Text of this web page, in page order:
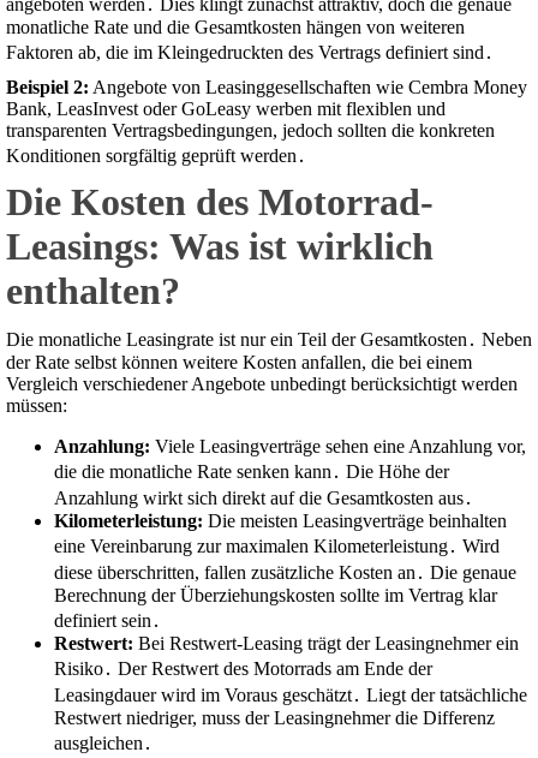
angeboten werden․ Dies klingt zunächst attraktiv, doch die genaue
monatliche Rate und die Gesamtkosten hängen von weiteren
Faktoren ab, die im Kleingedruckten des Vertrags definiert sind․
Beispiel 2: Angebote von Leasinggesellschaften wie Cembra Money
Bank, LeasInvest oder GoLeasy werben mit flexiblen und
transparenten Vertragsbedingungen, jedoch sollten die konkreten
Konditionen sorgfältig geprüft werden․
Die Kosten des Motorrad-
Leasings: Was ist wirklich
enthalten?
Die monatliche Leasingrate ist nur ein Teil der Gesamtkosten․ Neben
der Rate selbst können weitere Kosten anfallen, die bei einem
Vergleich verschiedener Angebote unbedingt berücksichtigt werden
müssen:
Anzahlung: Viele Leasingverträge sehen eine Anzahlung vor,
die die monatliche Rate senken kann․ Die Höhe der
Anzahlung wirkt sich direkt auf die Gesamtkosten aus․
Kilometerleistung: Die meisten Leasingverträge beinhalten
eine Vereinbarung zur maximalen Kilometerleistung․ Wird
diese überschritten, fallen zusätzliche Kosten an․ Die genaue
Berechnung der Überziehungskosten sollte im Vertrag klar
definiert sein․
Restwert: Bei Restwert-Leasing trägt der Leasingnehmer ein
Risiko․ Der Restwert des Motorrads am Ende der
Leasingdauer wird im Voraus geschätzt․ Liegt der tatsächliche
Restwert niedriger, muss der Leasingnehmer die Differenz
ausgleichen․